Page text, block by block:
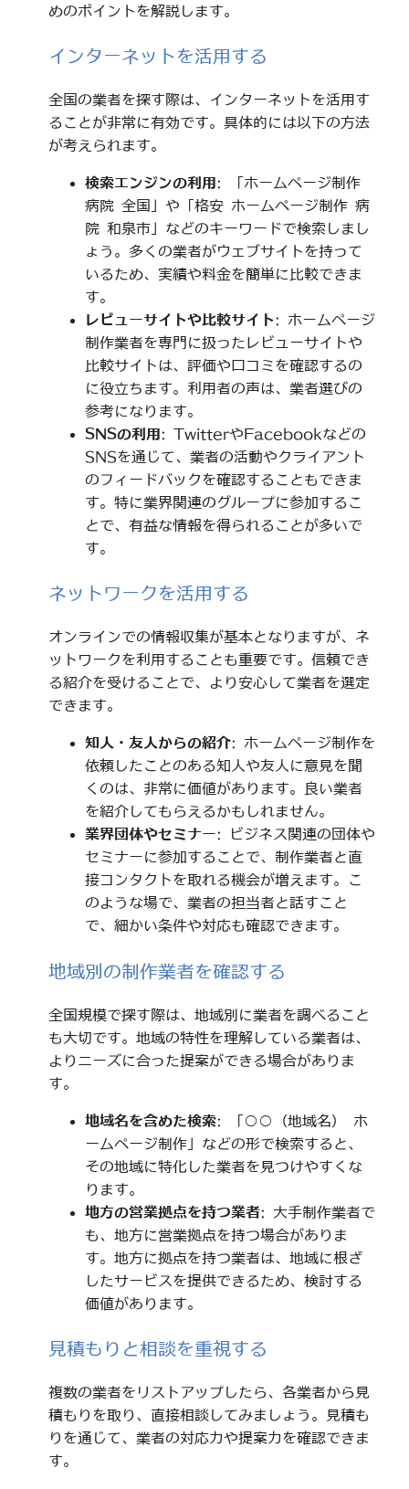
めのポイントを解説します。
インターネットを活用する
全国の業者を探す際は、インターネットを活用す
ることが非常に有効です。具体的には以下の方法
が考えられます。
検索エンジンの利用 : 「ホームページ制作
病院 全国」や「格安 ホームページ制作 病
院 和泉市」などのキーワードで検索しまし
ょう。多くの業者がウェブサイトを持って
いるため、実績や料金を簡単に比較できま
す。
レビューサイトや比較サイト: ホームページ
制作業者を専門に扱ったレビューサイトや
比較サイトは、評価や口コミを確認するの
に役立ちます。利用者の声は、業者選びの
参考になります。
SNSの利用 : TwitterやFacebookなどの
SNSを通じて、業者の活動やクライアント
のフィードバックを確認することもできま
す。特に業界関連のグループに参加するこ
とで、有益な情報を得られることが多いで
す。
ネットワークを活用する
オンラインでの情報収集が基本となりますが、ネ
ットワークを利用することも重要です。信頼でき
る紹介を受けることで、より安心して業者を選定
できます。
知人・友人からの紹介: ホームページ制作を
依頼したことのある知人や友人に意見を聞
くのは、非常に価値があります。良い業者
を紹介してもらえるかもしれません。
業界団体やセミナー: ビジネス関連の団体や
セミナーに参加することで、制作業者と直
接コンタクトを取れる機会が増えます。こ
のような場で、業者の担当者と話すこと
で、細かい条件や対応も確認できます。
地域別の制作業者を確認する
全国規模で探す際は、地域別に業者を調べること
も大切です。地域の特性を理解している業者は、
よりニーズに合った提案ができる場合がありま
す。
地域名を含めた検索: 「○○（地域名） ホ
ームページ制作」などの形で検索すると、
その地域に特化した業者を見つけやすくな
ります。
地方の営業拠点を持つ業者: 大手制作業者で
も、地方に営業拠点を持つ場合がありま
す。地方に拠点を持つ業者は、地域に根ざ
したサービスを提供できるため、検討する
価値があります。
見積もりと相談を重視する
複数の業者をリストアップしたら、各業者から見
積もりを取り、直接相談してみましょう。見積も
りを通じて、業者の対応力や提案力を確認できま
す。